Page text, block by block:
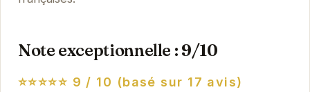
Note exceptionnelle : 9/10
⭐⭐⭐⭐⭐ 9 / 10 (basé sur 17 avis)